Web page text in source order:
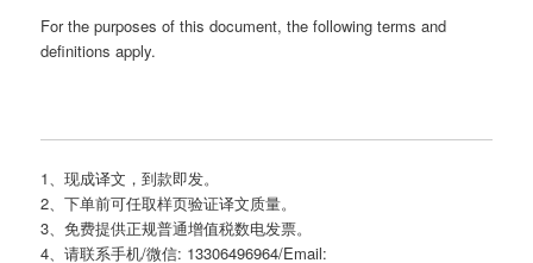
For the purposes of this document, the following terms and
definitions apply.
1、现成译文，到款即发。
2、下单前可任取样页验证译文质量。
3、免费提供正规普通增值税数电发票。
4、请联系手机/微信: 13306496964/Email: